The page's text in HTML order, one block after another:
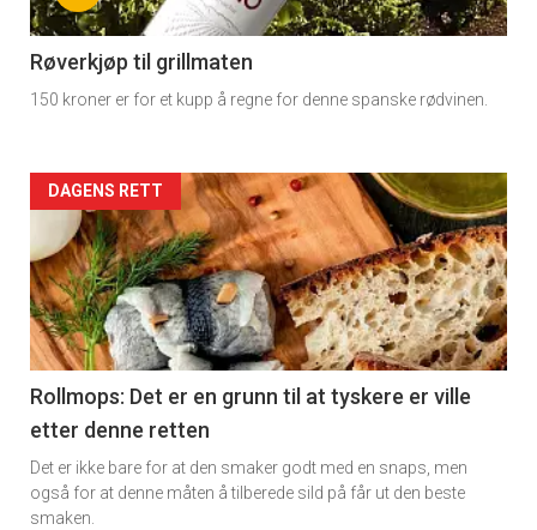
section
11
Dagens
rett
Røverkjøp til grillmaten
150 kroner er for et kupp å regne for denne spanske rødvinen.
Artikler
detail
-
section
11
Dagens
rett
DAGENS RETT
Rollmops: Det er en grunn til at tyskere er ville
etter denne retten
Det er ikke bare for at den smaker godt med en snaps, men
også for at denne måten å tilberede sild på får ut den beste
smaken.